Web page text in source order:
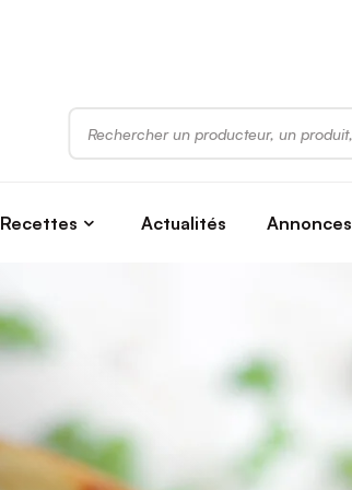
Rechercher
Recettes Actualités Annonces